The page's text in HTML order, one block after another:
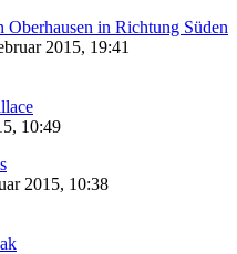
in Richtung Süden
2015, 19:41
10:49
2015, 10:38